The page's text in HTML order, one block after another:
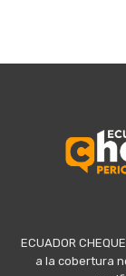
ECUADOR
a la cobertura